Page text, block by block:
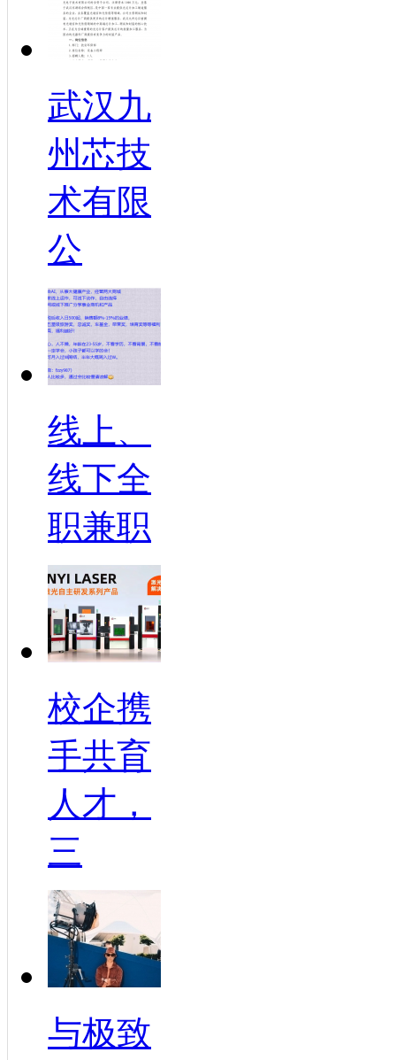
武汉九
州芯技
术有限
公
线上、
线下全
职兼职
校企携
手共育
人才，
三
与极致